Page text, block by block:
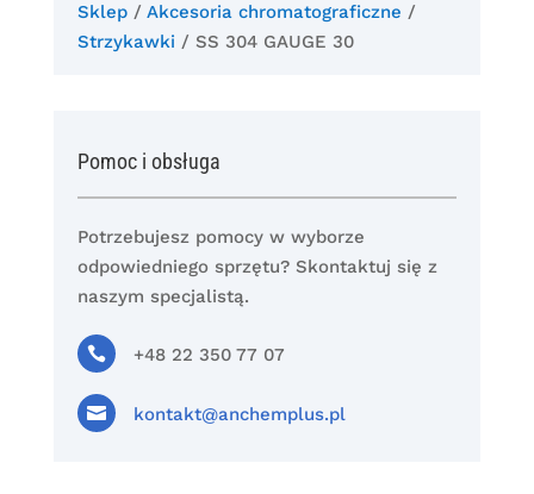
Sklep/ Akcesoria chromatograficzne /
Strzykawki / SS 304 GAUGE 30
Pomoc i obsługa
Potrzebujesz pomocy w wyborze
odpowiedniego sprzętu? Skontaktuj się z
naszym specjalistą.
 +48 22 350 77 07
 kontakt@anchemplus.pl